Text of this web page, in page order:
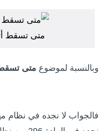
متى تسقط
وبالنسبة لموضوع متى
فالجواب لا نجده في نظام